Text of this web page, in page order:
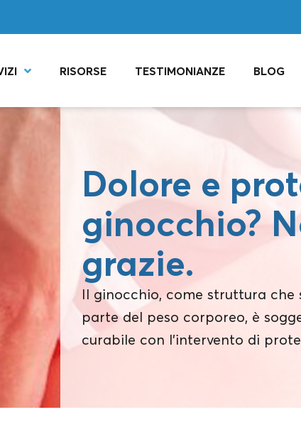
RISORSE TESTIMONIANZE BLOG
Dolore e
ginocchio?
grazie.
Il ginocchio, come struttura che
parte del peso corporeo, è
curabile con l'intervento di